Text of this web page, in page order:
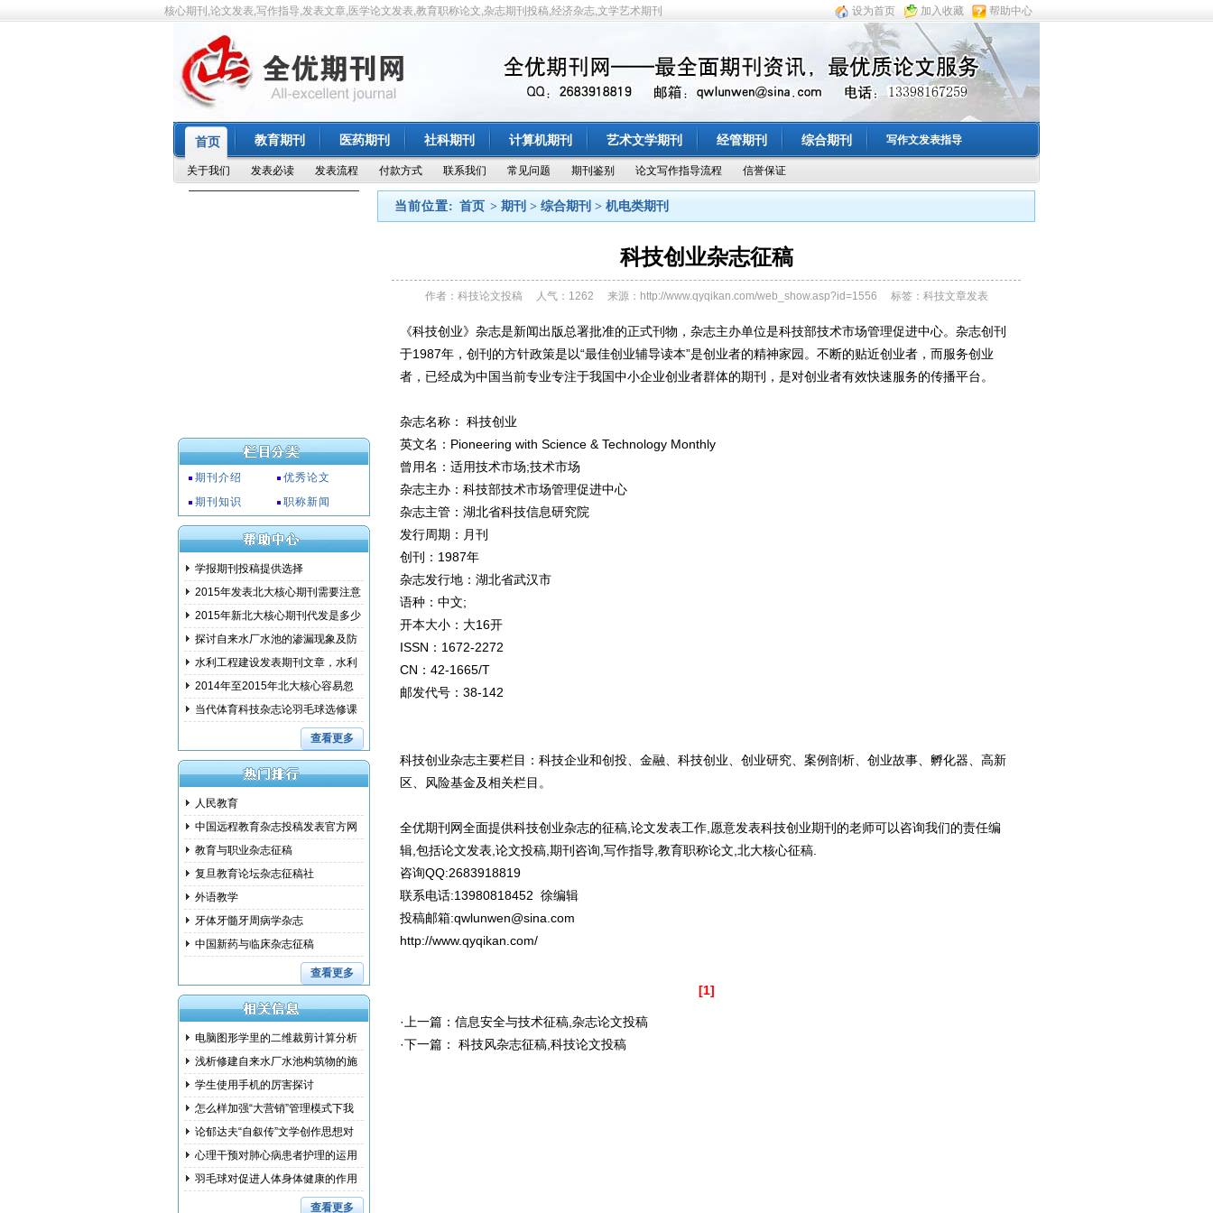
核心期刊,论文发表,写作指导,发表文章,医学论文发表,教育职称论文,杂志期刊投稿,经济杂志,文学艺术期刊 设为首页 加入收藏 帮助中心
首页 教育期刊 医药期刊 社科期刊 计算机期刊 艺术文学期刊 经管期刊 综合期刊 写作文发表指导
关于我们 发表必读 发表流程 付款方式 联系我们 常见问题 期刊鉴别 论文写作指导流程 信誉保证
当前位置: 首页 > 期刊 > 综合期刊 > 机电类期刊
科技创业杂志征稿
作者：科技论文投稿 人气：1262 来源：http://www.qyqikan.com/web_show.asp?id=1556 标签：科技文章发表
《科技创业》杂志是新闻出版总署批准的正式刊物，杂志主办单位是科技部技术市场管理促进中心。杂志创刊
于1987年，创刊的方针政策是以“最佳创业辅导读本”是创业者的精神家园。不断的贴近创业者，而服务创业
者，已经成为中国当前专业专注于我国中小企业创业者群体的期刊，是对创业者有效快速服务的传播平台。
杂志名称： 科技创业
英文名：Pioneering with Science & Technology Monthly
曾用名：适用技术市场;技术市场
杂志主办：科技部技术市场管理促进中心
杂志主管：湖北省科技信息研究院
发行周期：月刊
创刊：1987年
杂志发行地：湖北省武汉市
语种：中文;
开本大小：大16开
ISSN：1672-2272
CN：42-1665/T
邮发代号：38-142
科技创业杂志主要栏目：科技企业和创投、金融、科技创业、创业研究、案例剖析、创业故事、孵化器、高新
区、风险基金及相关栏目。
全优期刊网全面提供科技创业杂志的征稿,论文发表工作,愿意发表科技创业期刊的老师可以咨询我们的责任编
辑,包括论文发表,论文投稿,期刊咨询,写作指导,教育职称论文,北大核心征稿.
咨询QQ:2683918819
联系电话:13980818452 徐编辑
投稿邮箱:qwlunwen@sina.com
http://www.qyqikan.com/
[1]
·上一篇： 信息安全与技术征稿,杂志论文投稿
·下一篇：
科技风杂志征稿,科技论文投稿
期刊介绍
优秀论文
期刊知识
职称新闻
学报期刊投稿提供选择
2015年发表北大核心期刊需要注意
事项2015年新北大核心期刊代发是多少
钱?探讨自来水厂水池的渗漏现象及防
范措水利工程建设发表期刊文章，水利
建设2014年至2015年北大核心容易忽
略的问
当代体育科技杂志论羽毛球选修课
查看更多
人民教育
中国远程教育杂志投稿发表官方网
教育与职业杂志征稿
复旦教育论坛杂志征稿社
外语教学
牙体牙髓牙周病学杂志
中国新药与临床杂志征稿
查看更多
电脑图形学里的二维裁剪计算分析
浅析修建自来水厂水池构筑物的施
工措学生使用手机的厉害探讨
怎么样加强“大营销”管理模式下我
国 论郁达夫“自叙传”文学创作思想对
其 心理干预对肺心病患者护理的运用
研究羽毛球对促进人体身体健康的作用
查看更多